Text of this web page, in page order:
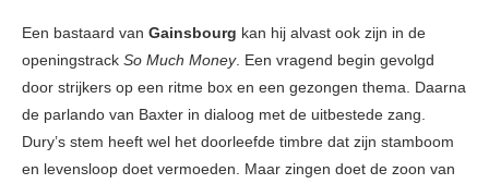
Een bastaard van Gainsbourg kan hij alvast ook zijn in de
openingstrack So Much Money. Een vragend begin gevolgd
door strijkers op een ritme box en een gezongen thema. Daarna
de parlando van Baxter in dialoog met de uitbestede zang.
Dury’s stem heeft wel het doorleefde timbre dat zijn stamboom
en levensloop doet vermoeden. Maar zingen doet de zoon van